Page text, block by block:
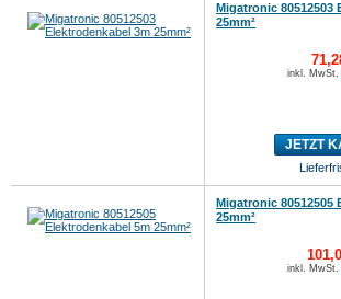
Migatronic 80512503
25mm²
inkl. MwSt.
JETZT
Migatronic 80512505
25mm²
inkl. MwSt.